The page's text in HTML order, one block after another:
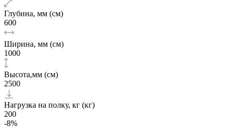
Глубина, мм (см)
600
Ширина, мм (см)
1000
Высота,мм (см)
2500
Нагрузка на полку, кг (кг)
200
-8%